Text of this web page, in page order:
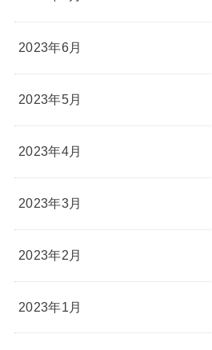
2023年6月
2023年5月
2023年4月
2023年3月
2023年2月
2023年1月